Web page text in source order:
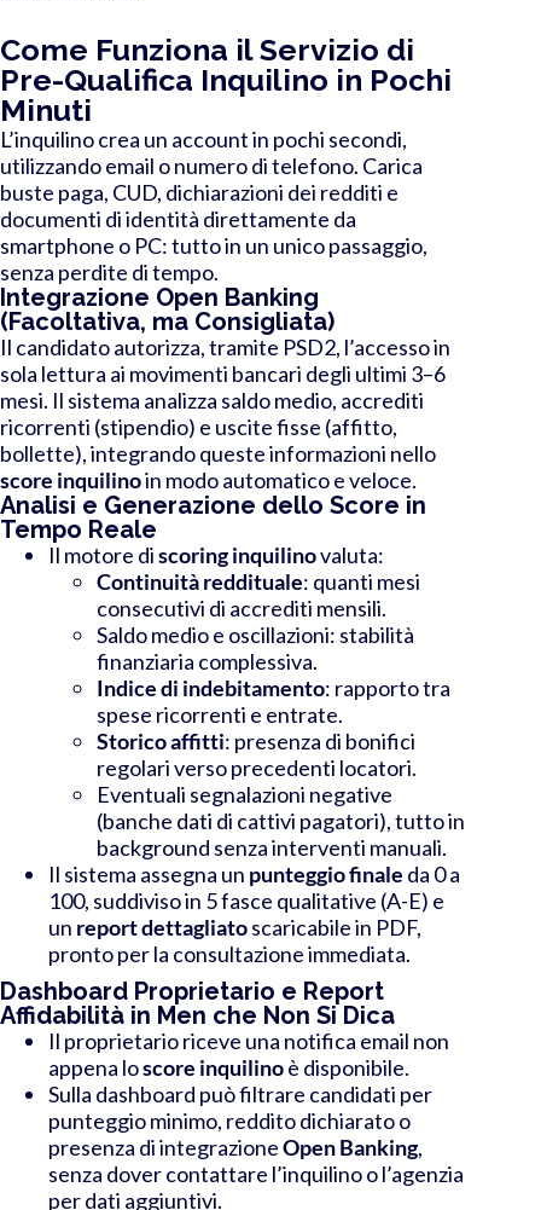
Come Funziona il Servizio di
Pre-Qualifica Inquilino in Pochi
Minuti
L’inquilino crea un account in pochi secondi,
utilizzando email o numero di telefono. Carica
buste paga, CUD, dichiarazioni dei redditi e
documenti di identità direttamente da
smartphone o PC: tutto in un unico passaggio,
senza perdite di tempo.
Integrazione Open Banking
(Facoltativa, ma Consigliata)
Il candidato autorizza, tramite PSD2, l’accesso in
sola lettura ai movimenti bancari degli ultimi 3–6
mesi. Il sistema analizza saldo medio, accrediti
ricorrenti (stipendio) e uscite fisse (affitto,
bollette), integrando queste informazioni nello
score inquilinoin modo automatico e veloce.
Analisi e Generazione dello Score in
Tempo Reale
Il motore discoring inquilinovaluta:
Continuità reddituale: quanti mesi
consecutivi di accrediti mensili.
Saldo medio e oscillazioni: stabilità
finanziaria complessiva.
Indice di indebitamento: rapporto tra
spese ricorrenti e entrate.
Storico affitti: presenza di bonifici
regolari verso precedenti locatori.
Eventuali segnalazioni negative
(banche dati di cattivi pagatori), tutto in
background senza interventi manuali.
Il sistema assegna un punteggio finale da 0 a
100, suddiviso in 5 fasce qualitative (A-E) e
un report dettagliatoscaricabile in PDF,
pronto per la consultazione immediata.
Dashboard Proprietario e Report
Affidabilità in Men che Non Si Dica
Il proprietario riceve una notifica email non
appena loscore inquilinoè disponibile.
Sulla dashboard può filtrare candidati per
punteggio minimo, reddito dichiarato o
presenza di integrazioneOpen Banking,
senza dover contattare l’inquilino o l’agenzia
per dati aggiuntivi.